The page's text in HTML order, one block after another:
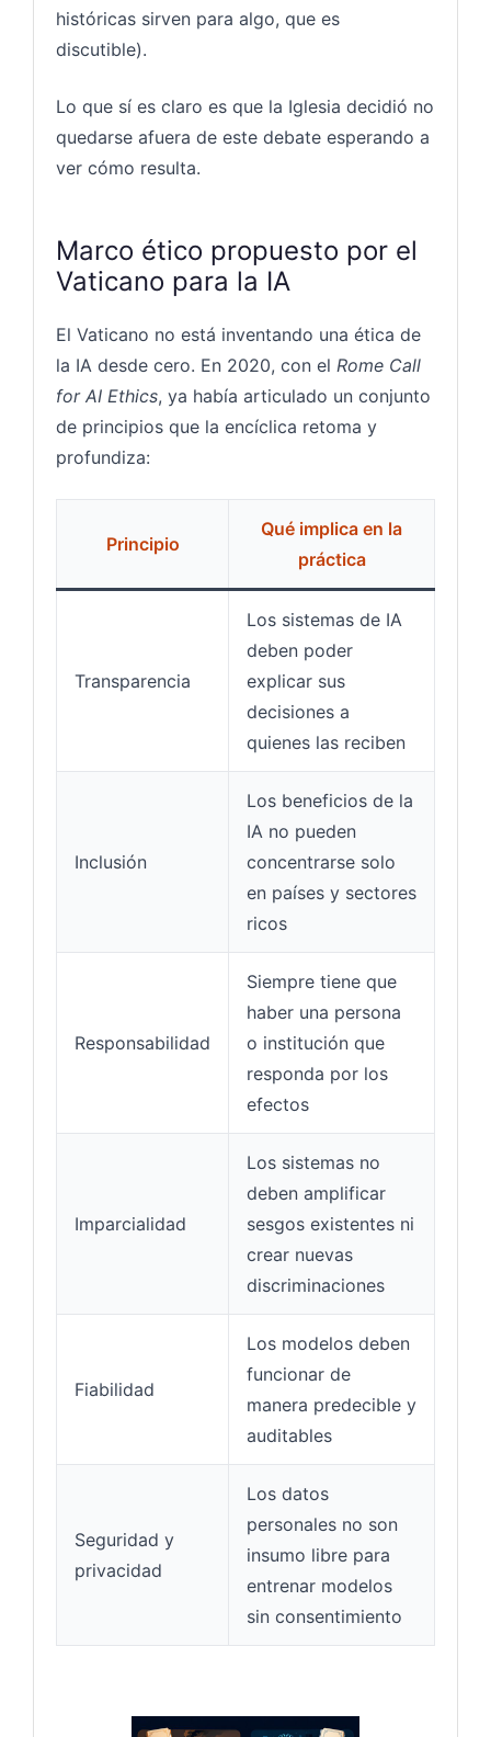
históricas sirven para algo, que es
discutible).
Lo que sí es claro es que la Iglesia decidió no
quedarse afuera de este debate esperando a
ver cómo resulta.
Marco ético propuesto por el
Vaticano para la IA
El Vaticano no está inventando una ética de
la IA desde cero. En 2020, con el Rome Call
for AI Ethics, ya había articulado un conjunto
de principios que la encíclica retoma y
profundiza:
Principio
Qué implica en la
práctica
Transparencia
Los sistemas de IA
deben poder
explicar sus
decisiones a
quienes las reciben
Inclusión
Los beneficios de la
IA no pueden
concentrarse solo
en países y sectores
ricos
Responsabilidad
Siempre tiene que
haber una persona
o institución que
responda por los
efectos
Imparcialidad
Los sistemas no
deben amplificar
sesgos existentes ni
crear nuevas
discriminaciones
Fiabilidad
Los modelos deben
funcionar de
manera predecible y
auditables
Seguridad y
privacidad
Los datos
personales no son
insumo libre para
entrenar modelos
sin consentimiento